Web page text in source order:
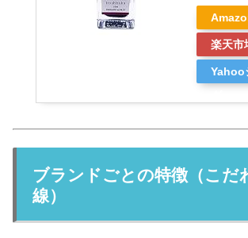
楽天市
Yahoo
ブランドごとの特徴（こだ
線）